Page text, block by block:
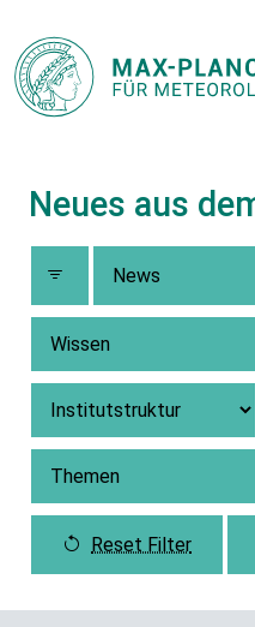
Neues aus
Reset Filter